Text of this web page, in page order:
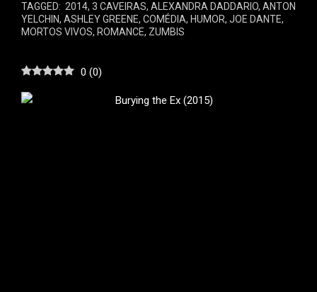
TAGGED: 2014, 3 CAVEIRAS, ALEXANDRA DADDARIO, ANTON
YELCHIN, ASHLEY GREENE, COMÉDIA, HUMOR, JOE DANTE,
MORTOS VIVOS, ROMANCE, ZUMBIS
0 (0)